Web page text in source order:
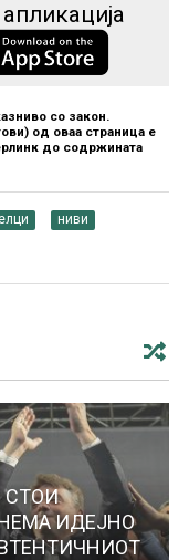
со закон.
од оваа страница е
до содржината
ниви
СТОИ
ИДЕЈНО